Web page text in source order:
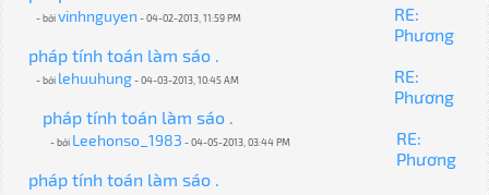
- bởivinhnguyen - 04-02-2013, 11:59 PM
RE:
Phương
pháp tính toán làm sáo .
- bởi lehuuhung- 04-03-2013, 10:45 AM
RE:
Phương
pháp tính toán làm sáo .
- bởi Leehonso_1983 - 04-05-2013, 03:44 PM
RE:
Phương
pháp tính toán làm sáo .